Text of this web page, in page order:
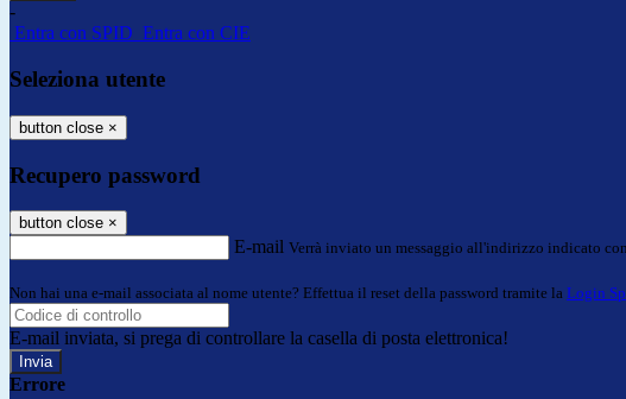
-
Entra con SPID Entra con CIE
Seleziona utente
button close ×
Recupero password
button close ×
E-mail Verrà inviato un messaggio all'indirizzo indicato
Non hai una e-mail associata al nome utente? Effettua il reset della password tramite la Login
E-mail inviata, si prega di controllare la casella di posta elettronica!
Errore